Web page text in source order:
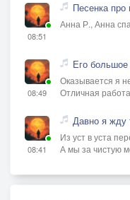
08:51
Песенка про
Анна Р., Анна
08:49
Его
Оказывается я
Отличная
08:41
Давно я жду
Из уст в уста
А мы за чистую